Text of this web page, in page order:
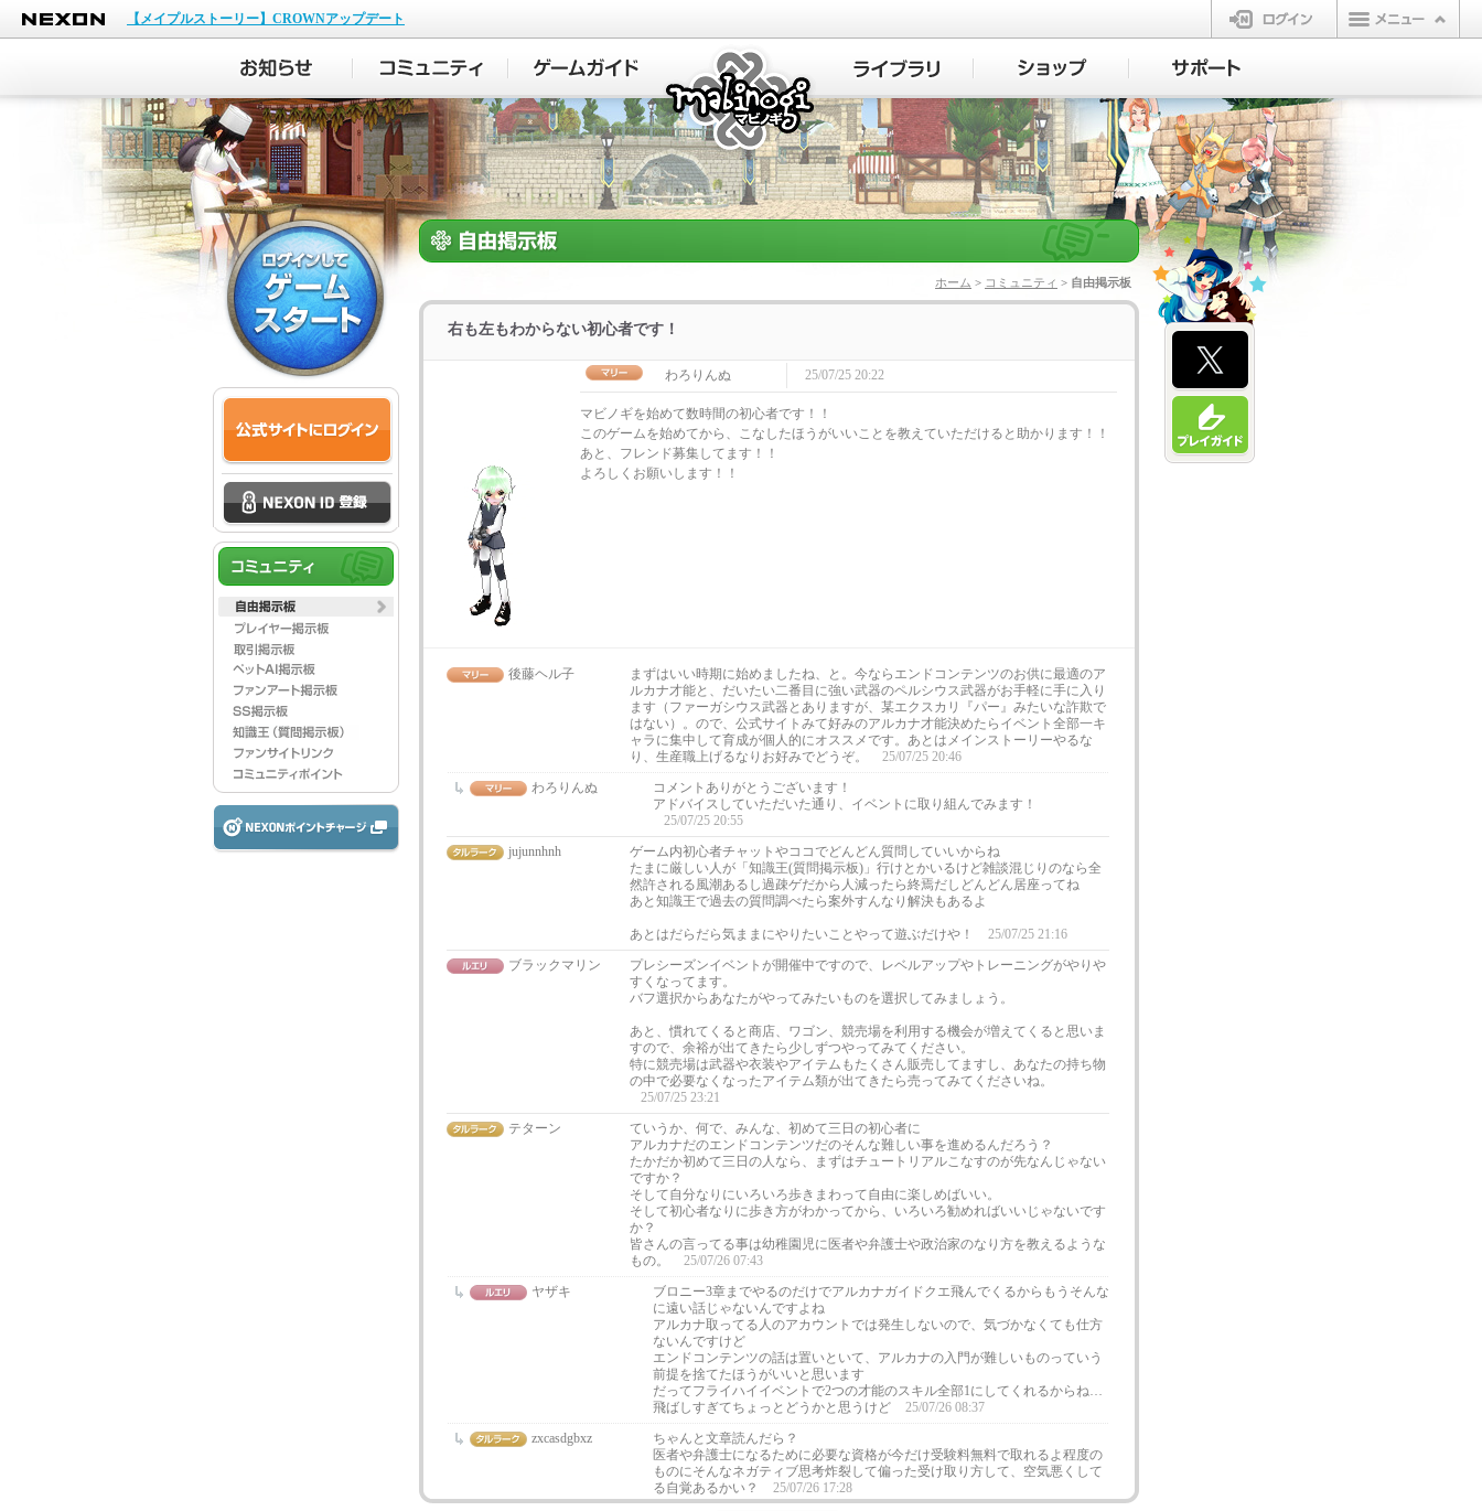
NEXON
【メイプルストーリー】CROWNアップデート
ログイン
マビノギ
ホーム > コミュニティ > 自由掲示板
右も左もわからない初心者です！
わろりんぬ 25/07/25 20:22
マビノギを始めて数時間の初心者です！！
このゲームを始めてから、こなしたほうがいいことを教えていただけると助かります！！
あと、フレンド募集してます！！
よろしくお願いします！！
後藤ヘル子
まずはいい時期に始めましたね、と。今ならエンドコンテンツのお供に最適のア
ルカナ才能と、だいたい二番目に強い武器のペルシウス武器がお手軽に手に入り
ます（ファーガシウス武器とありますが、某エクスカリ『パー』みたいな詐欺で
はない）。ので、公式サイトみて好みのアルカナ才能決めたらイベント全部一キ
ャラに集中して育成が個人的にオススメです。あとはメインストーリーやるな
り、生産職上げるなりお好みでどうぞ。
25/07/25 20:46
わろりんぬ
コメントありがとうございます！
アドバイスしていただいた通り、イベントに取り組んでみます！
25/07/25 20:55
jujunnhnh
ゲーム内初心者チャットやココでどんどん質問していいからね
たまに厳しい人が「知識王(質問掲示板)」行けとかいるけど雑談混じりのなら全
然許される風潮あるし過疎ゲだから人減ったら終焉だしどんどん居座ってね
あと知識王で過去の質問調べたら案外すんなり解決もあるよ
あとはだらだら気ままにやりたいことやって遊ぶだけや！
25/07/25 21:16
ブラックマリン
プレシーズンイベントが開催中ですので、レベルアップやトレーニングがやりや
すくなってます。
バフ選択からあなたがやってみたいものを選択してみましょう。
あと、慣れてくると商店、ワゴン、競売場を利用する機会が増えてくると思いま
すので、余裕が出てきたら少しずつやってみてください。
特に競売場は武器や衣装やアイテムもたくさん販売してますし、あなたの持ち物
の中で必要なくなったアイテム類が出てきたら売ってみてくださいね。
25/07/25 23:21
テターン
ていうか、何で、みんな、初めて三日の初心者に
アルカナだのエンドコンテンツだのそんな難しい事を進めるんだろう？
たかだか初めて三日の人なら、まずはチュートリアルこなすのが先なんじゃない
ですか？
そして自分なりにいろいろ歩きまわって自由に楽しめばいい。
そして初心者なりに歩き方がわかってから、いろいろ勧めればいいじゃないです
か？
皆さんの言ってる事は幼稚園児に医者や弁護士や政治家のなり方を教えるような
もの。
25/07/26 07:43
ヤザキ
ブロニー3章までやるのだけでアルカナガイドクエ飛んでくるからもうそんな
に遠い話じゃないんですよね
アルカナ取ってる人のアカウントでは発生しないので、気づかなくても仕方
ないんですけど
エンドコンテンツの話は置いといて、アルカナの入門が難しいものっていう
前提を捨てたほうがいいと思います
だってフライハイイベントで2つの才能のスキル全部1にしてくれるからね…
飛ばしすぎてちょっとどうかと思うけど
25/07/26 08:37
zxcasdgbxz
ちゃんと文章読んだら？
医者や弁護士になるために必要な資格が今だけ受験料無料で取れるよ程度の
ものにそんなネガティブ思考炸裂して偏った受け取り方して、空気悪くして
る自覚あるかい？
25/07/26 17:28